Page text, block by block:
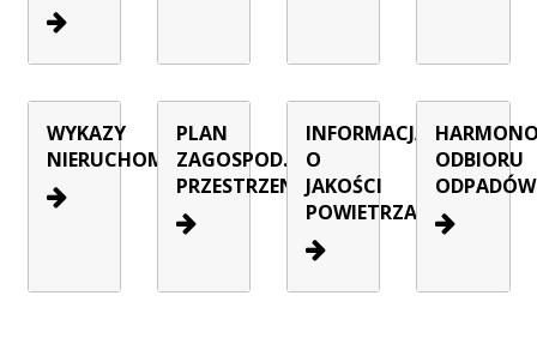
WYKAZY
NIERUCHOMOŚCI
PLAN
ZAGOSPOD.
PRZESTRZENNEGO
INFORMACJA
O
JAKOŚCI
POWIETRZA
ODBIORU
ODPADÓW